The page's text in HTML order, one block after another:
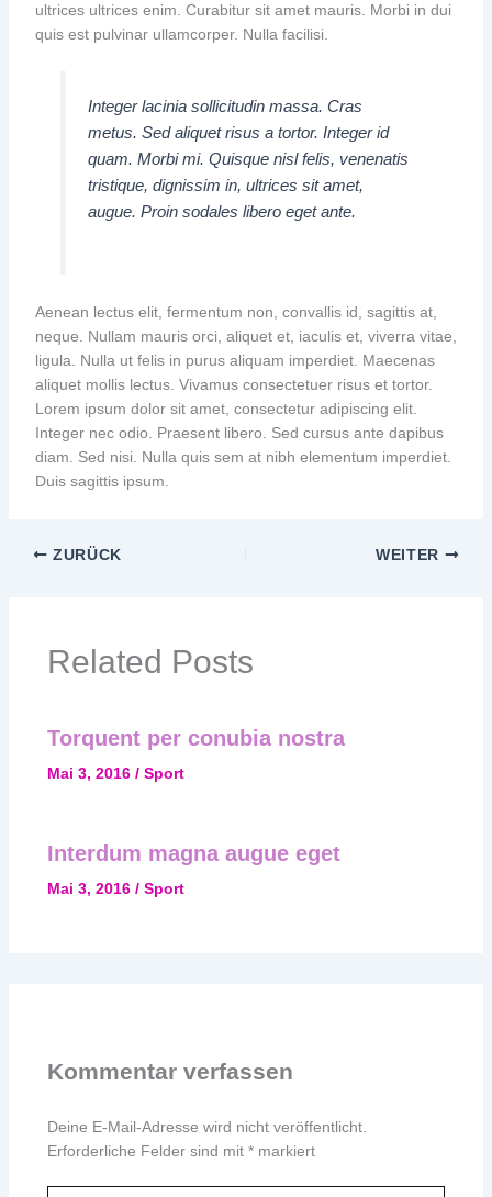
ultrices ultrices enim. Curabitur sit amet mauris. Morbi in dui
quis est pulvinar ullamcorper. Nulla facilisi.
Integer lacinia sollicitudin massa. Cras
metus. Sed aliquet risus a tortor. Integer id
quam. Morbi mi. Quisque nisl felis, venenatis
tristique, dignissim in, ultrices sit amet,
augue. Proin sodales libero eget ante.
Aenean lectus elit, fermentum non, convallis id, sagittis at,
neque. Nullam mauris orci, aliquet et, iaculis et, viverra vitae,
ligula. Nulla ut felis in purus aliquam imperdiet. Maecenas
aliquet mollis lectus. Vivamus consectetuer risus et tortor.
Lorem ipsum dolor sit amet, consectetur adipiscing elit.
Integer nec odio. Praesent libero. Sed cursus ante dapibus
diam. Sed nisi. Nulla quis sem at nibh elementum imperdiet.
Duis sagittis ipsum.
ZURÜCK WEITER
Related Posts
Torquent per conubia nostra
Mai 3, 2016 / Sport
Interdum magna augue eget
Mai 3, 2016 / Sport
Kommentar verfassen
Deine E-Mail-Adresse wird nicht veröffentlicht.
Erforderliche Felder sind mit *markiert